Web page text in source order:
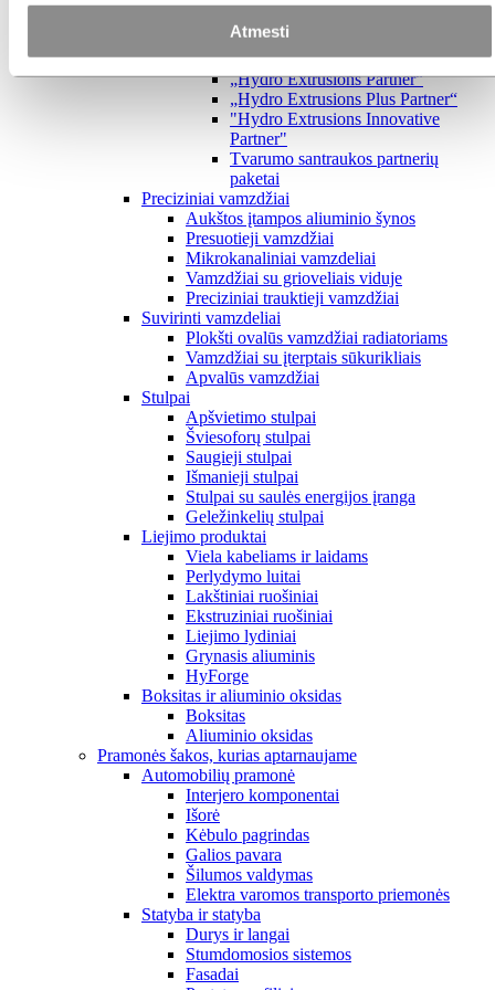
Atmesti
Skaitmeninis projektavimo vadovas
„Hydro Extrusions Partner“ paketai
„Hydro Extrusions Partner“
„Hydro Extrusions Plus Partner“
"Hydro Extrusions Innovative
Partner"
Tvarumo santraukos partnerių
paketai
Preciziniai vamzdžiai
Aukštos įtampos aliuminio šynos
Presuotieji vamzdžiai
Mikrokanaliniai vamzdeliai
Vamzdžiai su grioveliais viduje
Preciziniai trauktieji vamzdžiai
Suvirinti vamzdeliai
Plokšti ovalūs vamzdžiai radiatoriams
Vamzdžiai su įterptais sūkurikliais
Apvalūs vamzdžiai
Stulpai
Apšvietimo stulpai
Šviesoforų stulpai
Saugieji stulpai
Išmanieji stulpai
Stulpai su saulės energijos įranga
Geležinkelių stulpai
Liejimo produktai
Viela kabeliams ir laidams
Perlydymo luitai
Lakštiniai ruošiniai
Ekstruziniai ruošiniai
Liejimo lydiniai
Grynasis aliuminis
HyForge
Boksitas ir aliuminio oksidas
Boksitas
Aliuminio oksidas
Pramonės šakos, kurias aptarnaujame
Automobilių pramonė
Interjero komponentai
Išorė
Kėbulo pagrindas
Galios pavara
Šilumos valdymas
Elektra varomos transporto priemonės
Statyba ir statyba
Durys ir langai
Stumdomosios sistemos
Fasadai